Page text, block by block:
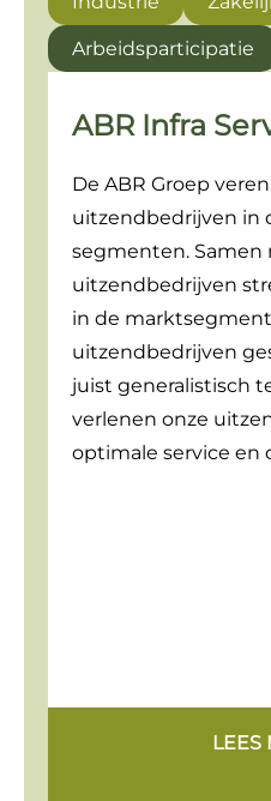
Arbeidsparticipatie
ABR Infra
De ABR Groep
uitzendbedrijven in
segmenten. Samen
uitzendbedrijven
in de
uitzendbedrijven
juist generalistisch
verlenen onze
optimale service en
LEES